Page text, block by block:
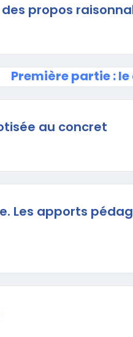
propos
Première partie :
au concret
Les apports